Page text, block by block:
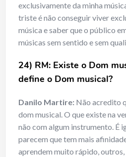
exclusivamente da minha
triste é não conseguir viver
música e saber que o público
músicas sem sentido e sem
24) RM: Existe o Dom
define o Dom musical?
Danilo Martire: Não acredito
dom musical. O que existe na
não com algum instrumento. É
parecem que tem mais
aprendem muito rápido, outros,